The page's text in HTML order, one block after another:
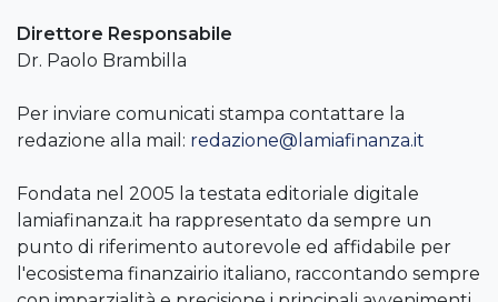
Direttore Responsabile
Dr. Paolo Brambilla
Per inviare comunicati stampa contattare la
redazione alla mail: redazione@lamiafinanza.it
Fondata nel 2005 la testata editoriale digitale
lamiafinanza.it ha rappresentato da sempre un
punto di riferimento autorevole ed affidabile per
l'ecosistema finanzairio italiano, raccontando sempre